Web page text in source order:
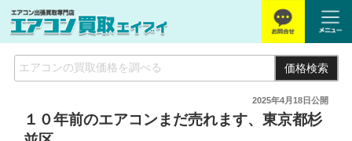
価格検索
2025年4月18日公開
１０年前のエアコンまだ売れます、東京都杉